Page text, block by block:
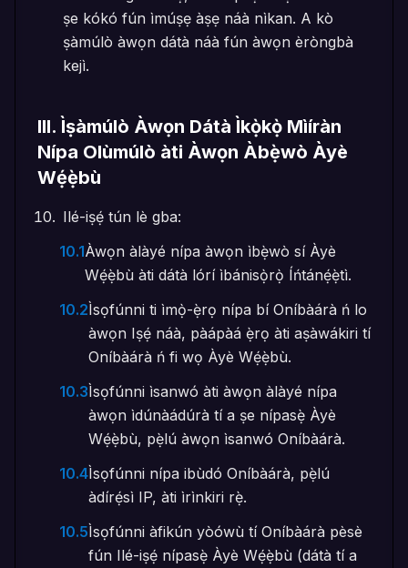
ṣe kókó fún ìmúṣẹ àṣẹ náà nìkan. A kò
ṣàmúlò àwọn dátà náà fún àwọn èròngbà
kejì.
III. Ìṣàmúlò Àwọn Dátà Ìkọ̀kọ̀ Mìíràn
Nípa Olùmúlò àti Àwọn Àbẹ̀wò Àyè
Wẹ́ẹ̀bù
Ilé-iṣẹ́ tún lè gba:
10.1Àwọn àlàyé nípa àwọn ìbẹ̀wò sí Àyè
Wẹ́ẹ̀bù àti dátà lórí ìbánisọ̀rọ̀ Íńtánẹ́ẹ̀tì.
10.2Ìsọfúnni ti ìmọ̀-ẹ̀rọ nípa bí Oníbàárà ń lo
àwọn Iṣẹ́ náà, pàápàá ẹ̀rọ àti aṣàwákiri tí
Oníbàárà ń fi wọ Àyè Wẹ́ẹ̀bù.
10.3Ìsọfúnni ìsanwó àti àwọn àlàyé nípa
àwọn ìdúnàádúrà tí a ṣe nípasẹ̀ Àyè
Wẹ́ẹ̀bù, pẹ̀lú àwọn ìsanwó Oníbàárà.
10.4Ìsọfúnni nípa ibùdó Oníbàárà, pẹ̀lú
àdírẹ́sì IP, àti ìrìnkiri rẹ̀.
10.5Ìsọfúnni àfikún yòówù tí Oníbàárà pèsè
fún Ilé-iṣẹ́ nípasẹ̀ Àyè Wẹ́ẹ̀bù (dátà tí a